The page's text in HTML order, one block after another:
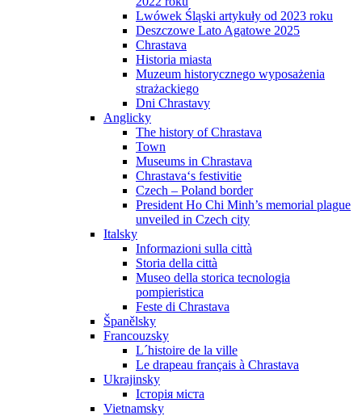
Lwówek Śląski artykuły od 2023 roku
Deszczowe Lato Agatowe 2025
Chrastava
Historia miasta
Muzeum historycznego wyposażenia
strażackiego
Dni Chrastavy
Anglicky
The history of Chrastava
Town
Museums in Chrastava
Chrastava‘s festivitie
Czech – Poland border
President Ho Chi Minh’s memorial plague
unveiled in Czech city
Italsky
Informazioni sulla città
Storia della città
Museo della storica tecnologia
pompieristica
Feste di Chrastava
Španělsky
Francouzsky
L´histoire de la ville
Le drapeau français à Chrastava
Ukrajinsky
Історія міста
Vietnamsky